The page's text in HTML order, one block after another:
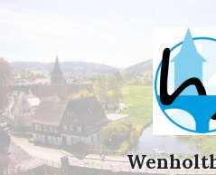
navigation